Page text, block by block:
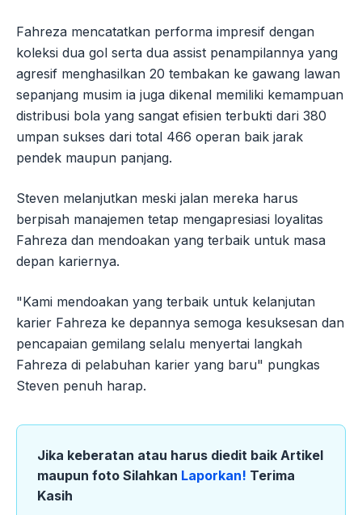
Fahreza mencatatkan performa impresif dengan
koleksi dua gol serta dua assist penampilannya yang
agresif menghasilkan 20 tembakan ke gawang lawan
sepanjang musim ia juga dikenal memiliki kemampuan
distribusi bola yang sangat efisien terbukti dari 380
umpan sukses dari total 466 operan baik jarak
pendek maupun panjang.
Steven melanjutkan meski jalan mereka harus
berpisah manajemen tetap mengapresiasi loyalitas
Fahreza dan mendoakan yang terbaik untuk masa
depan kariernya.
"Kami mendoakan yang terbaik untuk kelanjutan
karier Fahreza ke depannya semoga kesuksesan dan
pencapaian gemilang selalu menyertai langkah
Fahreza di pelabuhan karier yang baru" pungkas
Steven penuh harap.
Jika keberatan atau harus diedit baik Artikel
maupun foto Silahkan Laporkan! Terima
Kasih